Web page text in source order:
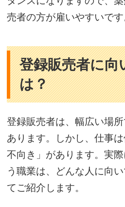
売者の方が雇いやすいです
登録販売者に向
は？
登録販売者は、幅広い場
あります。しかし、仕事は
不向き」があります。実
う職業は、どんな人に向
てご紹介します。